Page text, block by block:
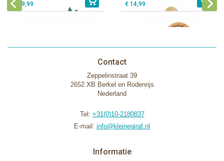
€ 39,99 € 14,99
Contact
Zeppelinstraat 39
2652 XB Berkel en Rodenrijs
Nederland
Tel: +31(0)10-2180837
E-mail: info@kleinegiraf.nl
Informatie